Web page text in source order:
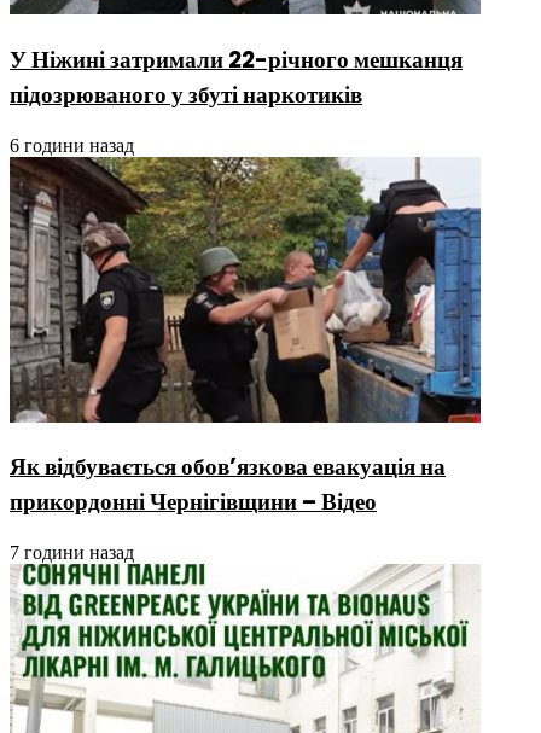
У Ніжині затримали 22-річного мешканця
підозрюваного у збуті наркотиків
6 години назад
Як відбувається обов’язкова евакуація на
прикордонні Чернігівщини – Відео
7 години назад